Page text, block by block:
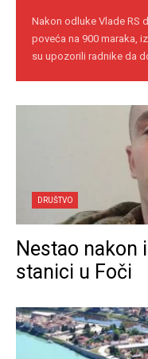
Nakon odluke Vlade RS
poveća na 900 maraka,
su upozorili radnike da
DRUŠTVO
Nestao nakon
stanici u Foči